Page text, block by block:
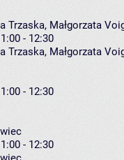
Trzaska, Małgorzata
- 12:30
Trzaska, Małgorzata
- 12:30
- 12:30